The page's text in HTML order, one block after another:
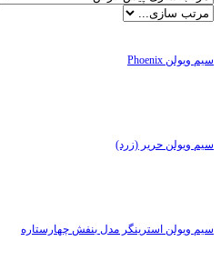
سیم ویولن Phoenix
سیم ویولن حریر (زرد)
سیم ویولن استرینگر مدل بنفش چهارستاره